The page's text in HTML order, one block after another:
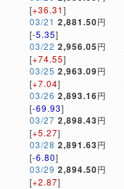
[+36.31]
03/21 2,881.50円
[-5.35]
03/22 2,956.05円
[+74.55]
03/25 2,963.09円
[+7.04]
03/26 2,893.16円
[-69.93]
03/27 2,898.43円
[+5.27]
03/28 2,891.63円
[-6.80]
03/29 2,894.50円
[+2.87]